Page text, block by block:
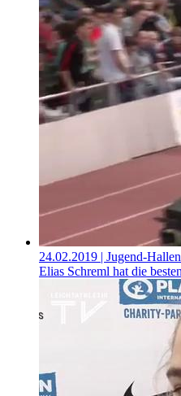
24.02.2019 | Jugend-
Elias Schreml hat die